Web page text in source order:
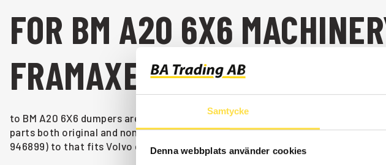
Samtycke
Denna webbplats använder cookies
FOR BM A20 6X6
FRAMAXEL TILL BM A20 6X6
to BM A20 6X6 dumpers are available as parts here at BA Trading. Our
parts both original and non-original. We have machinery like for all Volvo
946899) to that fits Volvo dumpers BM A20 6X6.